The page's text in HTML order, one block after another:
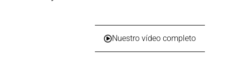
Nuestro vídeo completo